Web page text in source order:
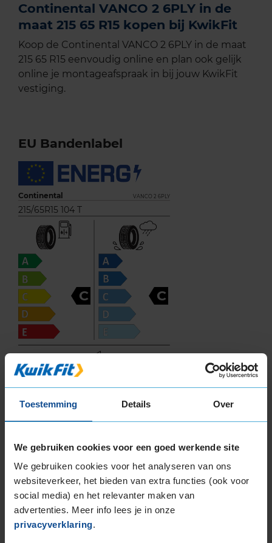
Toestemming Details Over
We gebruiken cookies voor een goed werkende site
We gebruiken cookies voor het analyseren van ons
websiteverkeer, het bieden van extra functies (ook voor
social media) en het relevanter maken van
advertenties. Meer info lees je in onze
privacyverklaring.
Continental VANCO 2 6PLY in de
maat 215 65 R15 kopen bij KwikFit
Koop de Continental VANCO 2 6PLY in de maat
215 65 R15 eenvoudig online en plan ook gelijk
online je montageafspraak in bij jouw KwikFit
vestiging.
EU Bandenlabel
Continental VANCO 2 6PLY
215/65R15 104 T
C C
Deze band is beoordeeld met het EU
met een goede brandstofefficiëntie.
In de categorie grip op nat wegdek is deze band
gewaardeerd met een C-label, wat betekent dat
deze band goede grip heeft bij natte
weersomstandigheden.